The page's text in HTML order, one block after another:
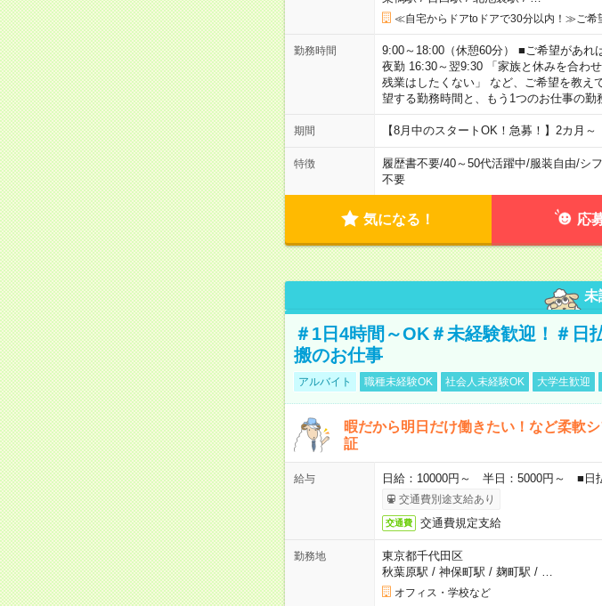
≪自宅からドアtoドアで30分以内！≫ご希
勤務時間
9:00～18:00（休憩60分） ■ご希望があれ
夜勤 16:30～翌9:30 「家族と休みを合わ
残業はしたくない」 など、ご希望を教
望する勤務時間と、もう1つのお仕事の勤
期間 【8月中のスタートOK！急募！】2カ月
特徴 履歴書不要/40～50代活躍中/服装自由/シ
不要
気になる！ 応
未
＃1日4時間～OK＃未経験歓迎！＃日
搬のお仕事
アルバイト 職種未経験OK 社会人未経験OK 大学生歓迎
暇だから明日だけ働きたい！など柔軟
証
給与 日給：10000円～ 半日：5000円～ ■日
交通費別途支給あり
交通費 交通費規定支給
勤務地
東京都千代田区
秋葉原駅 / 神保町駅 / 麹町駅 /
オフィス・学校など